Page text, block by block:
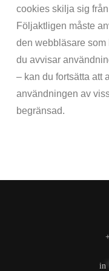
cookies skilja sig
Följaktligen måste
den webbläsare som
du avvisar
– kan du fortsätta att
användningen av
begränsad.
in**